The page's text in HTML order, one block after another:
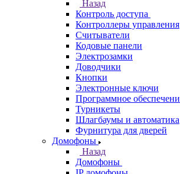
Назад
Контроль доступа
Контроллеры управления
Считыватели
Кодовые панели
Электрозамки
Доводчики
Кнопки
Электронные ключи
Программное
Турникеты
Шлагбаумы и автоматика
Фурнитура для дверей
Домофоны
Назад
Домофоны